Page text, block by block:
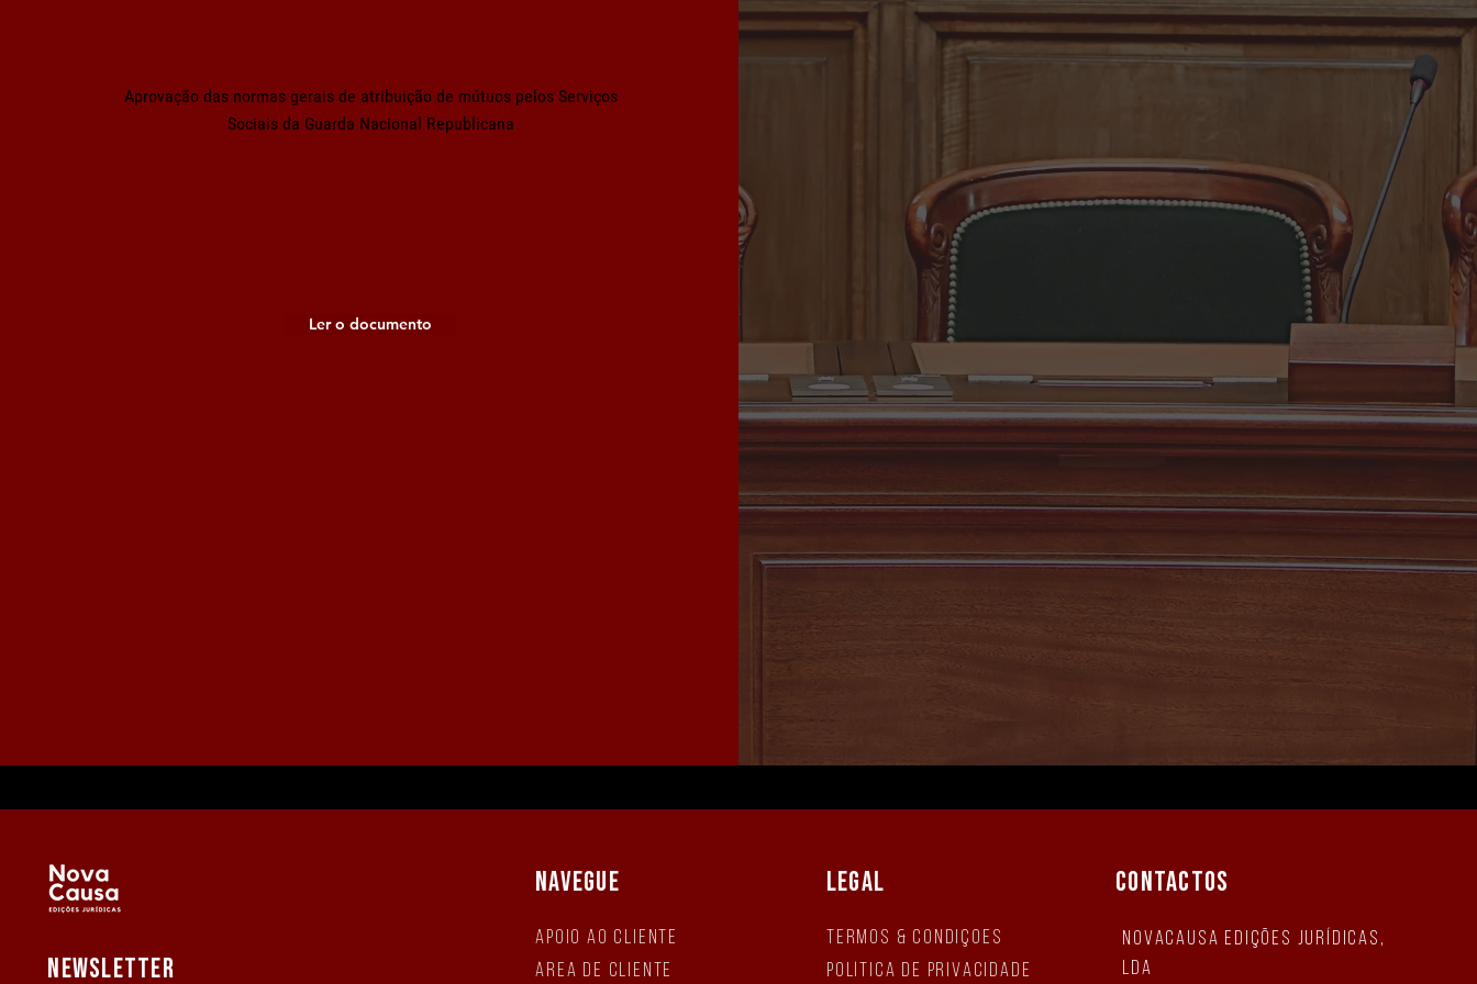
Aprovação das normas gerais de atribuição de mútuos pelos Serviços
Sociais da Guarda Nacional Republicana
Ler o documento
NEWSLETTER
NAVEGUE
Apoio ao Cliente
Área de Cliente
LEGAL
Termos & Condições
Política de Privacidade
CONTACTOS
NovaCausa Edições Jurídicas,
Lda